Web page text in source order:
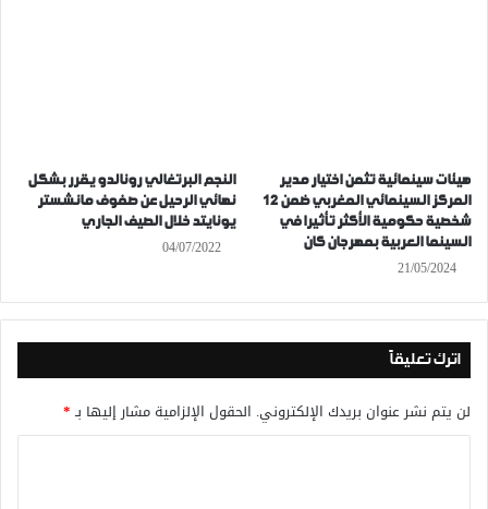
هيئات سينمائية تثمن اختيار مدير
المركز السينمائي المغربي ضمن 12
شخصية حكومية الأكثر تأثيرا في
السينما العربية بمهرجان كان
21/05/2024
النجم البرتغالي رونالدو يقرر بشكل
نهائي الرحيل عن صفوف مانشستر
يونايتد خلال الصيف الجاري
04/07/2022
اترك تعليقاً
لن يتم نشر عنوان بريدك الإلكتروني. الحقول الإلزامية مشار إليها بـ*